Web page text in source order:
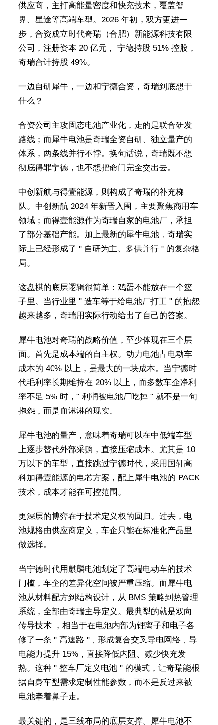
供应商，主打高能量密度和快充技术，覆盖智
界、星途等高端车型。2026 年初，双方更进一
步，合资成立时代奇瑞（合肥）新能源科技有限
公司，注册资本 20 亿元， 宁德持股 51% 控股，
奇瑞合计持股 49%。
一边自研犀牛，一边和宁德合资，奇瑞到底想干
什么？
合资公司主攻固态电池产业化，走的是联合研发
路线；而犀牛电池是奇瑞全资自研、独立量产的
体系，两条线并行不悖。换句话说，奇瑞既不想
彻底得罪宁德，也不想把命门完全交出去。
中创新航与得壹能源，则构成了奇瑞的补充梯
队。中创新航 2024 年新晋入围，主要聚焦商用车
领域；而得壹能源作为奇瑞自家的电池厂，承担
了部分基础产能。加上最新的犀牛电池，奇瑞实
际上已经形成了 " 自研为主、多供并行 " 的复杂格
局。
这盘棋的底层逻辑很简单：鸡蛋不能放在一个篮
子里。当行业里 " 造车等于给电池厂打工 " 的抱怨
越来越多，奇瑞用实际行动给出了自己的答案。
犀牛电池对奇瑞的战略价值，至少体现在三个层
面。首先是成本端的自主权。动力电池占电动车
成本的 40% 以上，是最大的一块成本。当宁德时
代毛利率长期维持在 20% 以上，而多数车企净利
率不足 5% 时，" 利润被电池厂吃掉 " 就不是一句
抱怨，而是血淋淋的现实。
犀牛电池的量产，意味着奇瑞可以在中低端车型
上逐步替代外部采购，直接压缩成本。尤其是 10
万以下的车型，直接跳过宁德时代，采用国轩高
科加得壹能源的电芯方案，配上犀牛电池的 PACK
技术，成本才能在可控范围。
更深层的博弈在于技术定义权的回归。过去，电
池规格由供应商定义，车企只能在标准化产品里
做选择。
当宁德时代用麒麟电池划定了高端电动车的技术
门槛，车企的差异化空间被严重压缩。而犀牛电
池从材料配方到结构设计，从 BMS 策略到热管理
系统，全部由奇瑞主导定义。最典型的就是双向
传导技术 ，相当于在电池内部为锂离子和电子各
修了一条 " 高速路 "，形成复合交叉导电网络，导
电能力提升 15%，直接降低内阻、减少快充发
热。这种 " 整车厂定义电池 " 的模式，让奇瑞能根
据自身车型需求定制性能参数，而不是反过来被
电池牵着鼻子走。
最关键的，是三线布局的底层支撑。犀牛电池不